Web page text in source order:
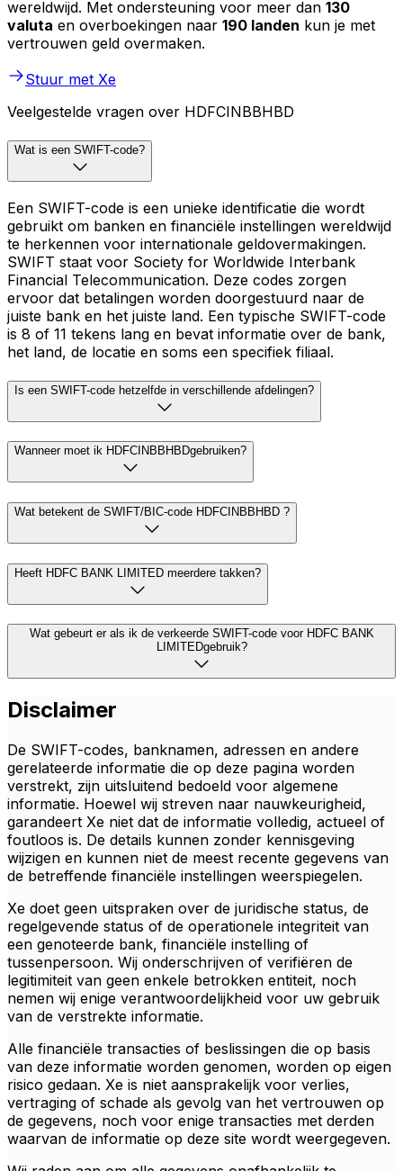
wereldwijd. Met ondersteuning voor meer dan 130
valuta en overboekingen naar 190 landen kun je met
vertrouwen geld overmaken.
Stuur met Xe
Veelgestelde vragen over HDFCINBBHBD
Wat is een SWIFT-code?
Een SWIFT-code is een unieke identificatie die wordt
gebruikt om banken en financiële instellingen wereldwijd
te herkennen voor internationale geldovermakingen.
SWIFT staat voor Society for Worldwide Interbank
Financial Telecommunication. Deze codes zorgen
ervoor dat betalingen worden doorgestuurd naar de
juiste bank en het juiste land. Een typische SWIFT-code
is 8 of 11 tekens lang en bevat informatie over de bank,
het land, de locatie en soms een specifiek filiaal.
Is een SWIFT-code hetzelfde in verschillende afdelingen?
Wanneer moet ik HDFCINBBHBDgebruiken?
Wat betekent de SWIFT/BIC-code HDFCINBBHBD ?
Heeft HDFC BANK LIMITED meerdere takken?
Wat gebeurt er als ik de verkeerde SWIFT-code voor HDFC BANK
LIMITEDgebruik?
Disclaimer
De SWIFT-codes, banknamen, adressen en andere
gerelateerde informatie die op deze pagina worden
verstrekt, zijn uitsluitend bedoeld voor algemene
informatie. Hoewel wij streven naar nauwkeurigheid,
garandeert Xe niet dat de informatie volledig, actueel of
foutloos is. De details kunnen zonder kennisgeving
wijzigen en kunnen niet de meest recente gegevens van
de betreffende financiële instellingen weerspiegelen.
Xe doet geen uitspraken over de juridische status, de
regelgevende status of de operationele integriteit van
een genoteerde bank, financiële instelling of
tussenpersoon. Wij onderschrijven of verifiëren de
legitimiteit van geen enkele betrokken entiteit, noch
nemen wij enige verantwoordelijkheid voor uw gebruik
van de verstrekte informatie.
Alle financiële transacties of beslissingen die op basis
van deze informatie worden genomen, worden op eigen
risico gedaan. Xe is niet aansprakelijk voor verlies,
vertraging of schade als gevolg van het vertrouwen op
de gegevens, noch voor enige transacties met derden
waarvan de informatie op deze site wordt weergegeven.